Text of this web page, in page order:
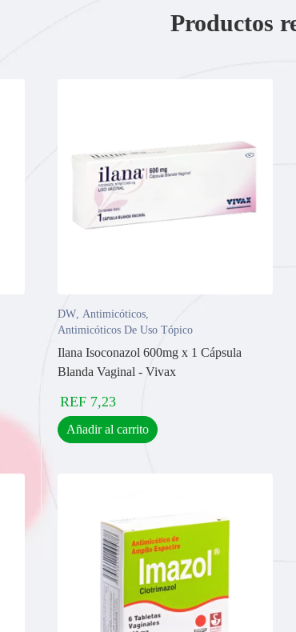
Productos
DW, Antimicóticos,
Antimicóticos De Uso Tópico
Ilana Isoconazol 600mg x 1 Cápsula
Blanda Vaginal - Vivax
REF 7,23
Añadir al carrito